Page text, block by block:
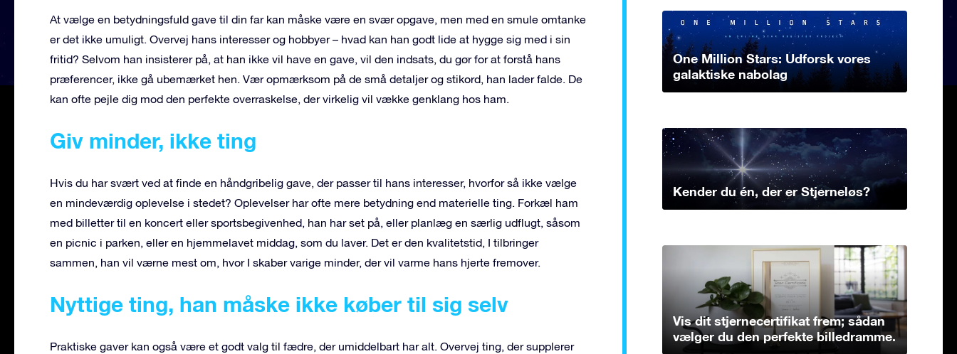
At vælge en betydningsfuld gave til din far kan måske være en svær opgave, men med en smule omtanke
er det ikke umuligt. Overvej hans interesser og hobbyer – hvad kan han godt lide at hygge sig med i sin
fritid? Selvom han insisterer på, at han ikke vil have en gave, vil den indsats, du gør for at forstå hans
præferencer, ikke gå ubemærket hen. Vær opmærksom på de små detaljer og stikord, han lader falde. De
kan ofte pejle dig mod den perfekte overraskelse, der virkelig vil vække genklang hos ham.
Giv minder, ikke ting
Hvis du har svært ved at finde en håndgribelig gave, der passer til hans interesser, hvorfor så ikke vælge
en mindeværdig oplevelse i stedet? Oplevelser har ofte mere betydning end materielle ting. Forkæl ham
med billetter til en koncert eller sportsbegivenhed, han har set på, eller planlæg en særlig udflugt, såsom
en picnic i parken, eller en hjemmelavet middag, som du laver. Det er den kvalitetstid, I tilbringer
sammen, han vil værne mest om, hvor I skaber varige minder, der vil varme hans hjerte fremover.
Nyttige ting, han måske ikke køber til sig selv
Praktiske gaver kan også være et godt valg til fædre, der umiddelbart har alt. Overvej ting, der supplerer
One Million Stars: Udforsk vores
galaktiske nabolag
Kender du én, der er Stjerneløs?
Vis dit stjernecertifikat frem; sådan
vælger du den perfekte billedramme.